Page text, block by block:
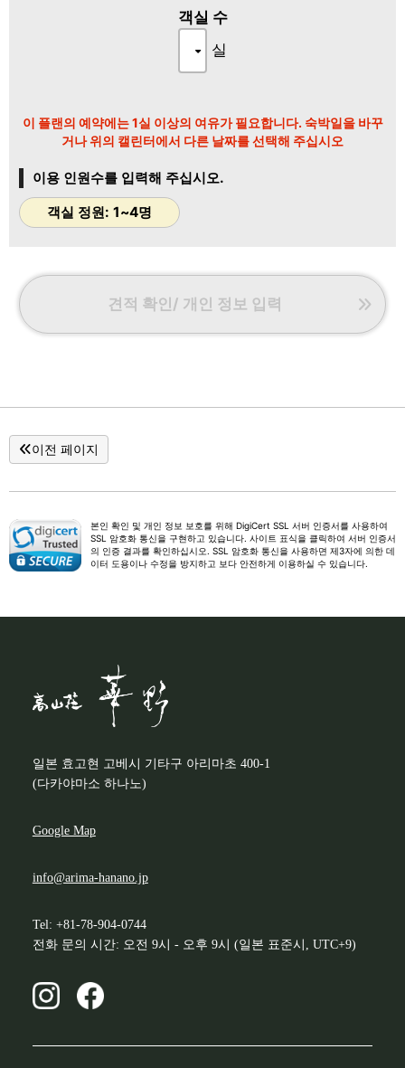
※ 좌석 모두 테이블과 의자가 제공됩니다.
― ◆◇ 예약 및 취소 관련 ◆◇ ――――
수 있습니다.
예약 전 반드시 확인해 주시기 바랍니다.
― ◆◇ 환대 ◆◇ ――――――――――
・도착 시 라운지에서 말차와 수제 일본식 과자를 준비해 드립니
다.
객실 수
실
이 플랜의 예약에는 1실 이상의 여유가 필요합니다. 숙박일을 바꾸
거나 위의 캘린터에서 다른 날짜를 선택해 주십시오
이용 인원수를 입력해 주십시오.
객실 정원: 1~4명
견적 확인/ 개인 정보 입력
이전 페이지
본인 확인 및 개인 정보 보호를 위해 DigiCert SSL 서버 인증서를 사용하여
SSL 암호화 통신을 구현하고 있습니다. 사이트 표식을 클릭하여 서버 인증서
의 인증 결과를 확인하십시오. SSL 암호화 통신을 사용하면 제3자에 의한 데
이터 도용이나 수정을 방지하고 보다 안전하게 이용하실 수 있습니다.
일본 효고현 고베시 기타구 아리마초 400-1
(다카야마소 하나노)
Google Map
info@arima-hanano.jp
Tel: +81-78-904-0744
전화 문의 시간: 오전 9시 - 오후 9시 (일본 표준시, UTC+9)